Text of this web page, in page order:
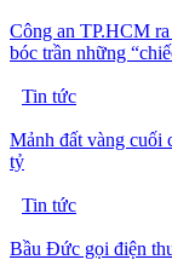
Công an TP.HCM ra
bóc trần những
Tin tức
Mảnh đất vàng cuối
tỷ
Tin tức
Bầu Đức gọi điện